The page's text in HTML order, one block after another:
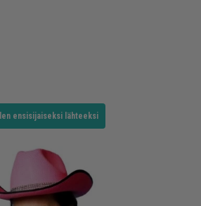
ensisijaiseksi lähteeksi